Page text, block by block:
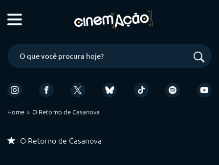
Home O Retorno de Casanova
O Retorno de Casanova